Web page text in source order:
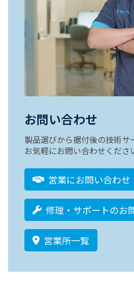
お問い合わせ
製品選びから据付後の技術サ
お気軽にお問い合わせくださ
営業にお問い合わせ
修理・サポートのお
営業所一覧